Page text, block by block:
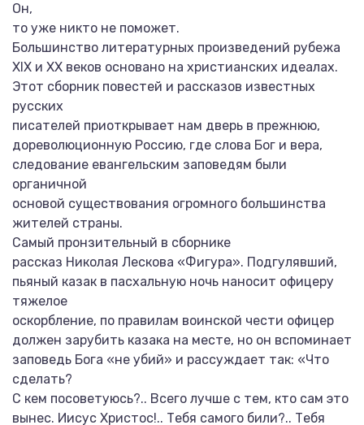
Он,
то уже никто не поможет.
Большинство литературных произведений рубежа
XIX и XX веков основано на христианских идеалах.
Этот сборник повестей и рассказов известных
русских
писателей приоткрывает нам дверь в прежнюю,
дореволюционную Россию, где слова Бог и вера,
следование евангельским заповедям были
органичной
основой существования огромного большинства
жителей страны.
Самый пронзительный в сборнике
рассказ Николая Лескова «Фигура». Подгулявший,
пьяный казак в пасхальную ночь наносит офицеру
тяжелое
оскорбление, по правилам воинской чести офицер
должен зарубить казака на месте, но он вспоминает
заповедь Бога «не убий» и рассуждает так: «Что
сделать?
С кем посоветуюсь?.. Всего лучше с тем, кто сам это
вынес. Иисус Христос!.. Тебя самого били?.. Тебя